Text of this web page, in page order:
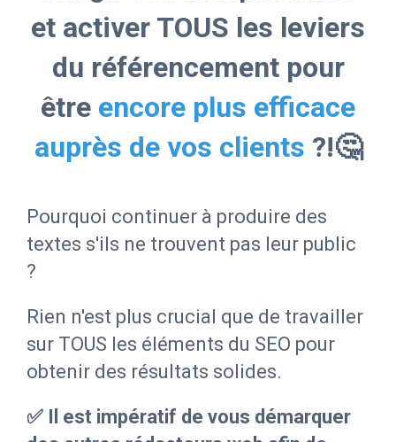
et activer TOUS les leviers
du référencement pour
être encore plus efficace
auprès de vos clients ?!🤔
Pourquoi continuer à produire des
textes s'ils ne trouvent pas leur public
?
Rien n'est plus crucial que de travailler
sur TOUS les éléments du SEO pour
obtenir des résultats solides.
✅ Il est impératif de vous démarquer